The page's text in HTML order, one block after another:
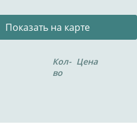
Показать на карте
Кол-
во
Цена